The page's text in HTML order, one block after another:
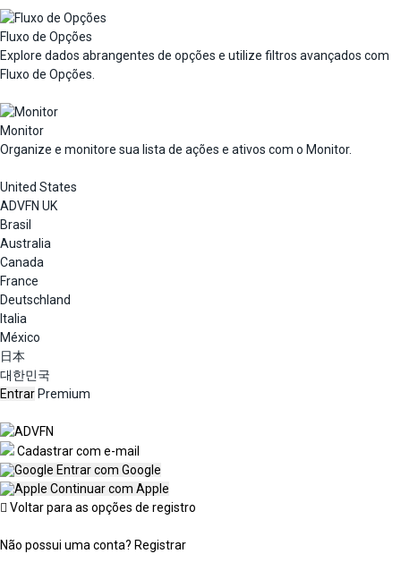
Fluxo de Opções
Explore dados abrangentes de opções e utilize filtros avançados com
Fluxo de Opções.
Monitor
Organize e monitore sua lista de ações e ativos com o Monitor.
United States
ADVFN UK
Brasil
Australia
Canada
France
Deutschland
Italia
México
日本
대한민국
Entrar Premium
Cadastrar com e-mail
Entrar com Google
Continuar com Apple
Voltar para as opções de registro
Não possui uma conta? Registrar